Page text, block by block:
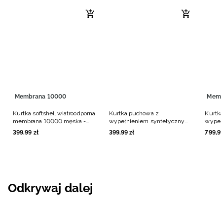
Membrana 10000
Kurtka softshell wiatroodporna
membrana 10000 męska -
niebieska
399,99 zł
Kurtka puchowa z
wypełnieniem syntetycznym
męska - niebieska
399,99 zł 799,
Odkrywaj dalej